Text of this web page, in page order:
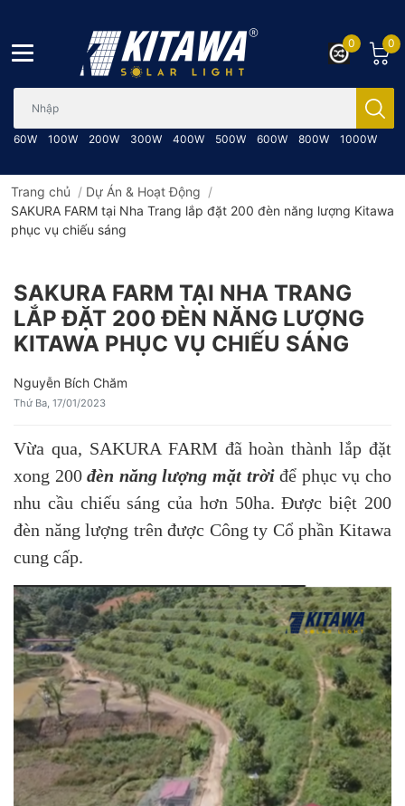
60W 100W 200W 300W 400W 500W 600W 800W 1000W
0
0
Trang chủ / Dự Án & Hoạt Động /
SAKURA FARM tại Nha Trang lắp đặt 200 đèn năng lượng Kitawa
phục vụ chiếu sáng
SAKURA FARM TẠI NHA TRANG
LẮP ĐẶT 200 ĐÈN NĂNG LƯỢNG
KITAWA PHỤC VỤ CHIẾU SÁNG
Nguyễn Bích Chăm
Thứ Ba, 17/01/2023
Vừa qua, SAKURA FARM đã hoàn thành lắp đặt
xong 200đèn năng lượng mặt trờiđể phục vụ cho
nhu cầu chiếu sáng của hơn 50ha. Được biệt 200
đèn năng lượng trên được Công ty Cổ phần Kitawa
cung cấp.